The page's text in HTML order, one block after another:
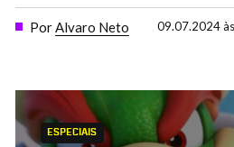
Por Alvaro Neto 09.07.2024
ESPECIAIS